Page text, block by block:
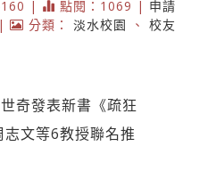
| 點閱：1069 | 申請
| 分類： 淡水校園 、 校友
奇發表新書《疏狂
文等6教授聯名推